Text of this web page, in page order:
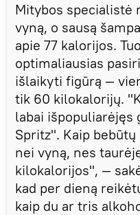
Mitybos specialistė
vyną, o sausą
apie 77 kalorijos.
optimaliausias
išlaikyti figūrą —
tik 60 kilokalorijų.
labai išpopuliarėjęs
Spritz". Kaip
nei vyną, nes
kilokalorijos", —
kad per dieną
kaip du ar tris